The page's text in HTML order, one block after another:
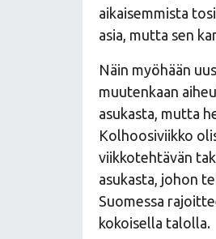
aikaisemmista
asia, mutta sen
Näin myöhään
muutenkaan
asukasta, mutta
Kolhoosiviikko
viikkotehtävän
asukasta, johon
Suomessa
kokoisella talolla.